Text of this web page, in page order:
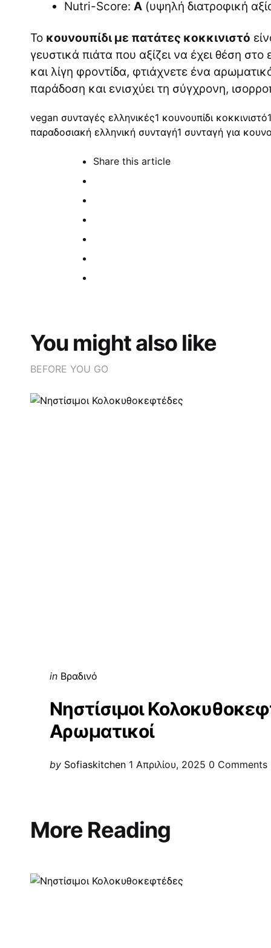
Nutri-Score: A (υψηλή διατροφική
Το κουνουπίδι με πατάτες κοκκινιστό
γευστικά πιάτα που αξίζει να έχει θέση
και λίγη φροντίδα, φτιάχνετε ένα
παράδοση και ενισχύει τη σύγχρονη,
vegan συνταγές ελληνικές1 κουνουπίδι κοκκινιστό1
παραδοσιακή ελληνική συνταγή1 συνταγή για
Share this article
You might also like
BEFORE YOU GO
Categories
Posted
in Βραδινό
Νηστίσιμοι
Αρωματικοί
Posted
by Sofiaskitchen 1 Απριλίου, 2025 0 Comments
More Reading
navigation